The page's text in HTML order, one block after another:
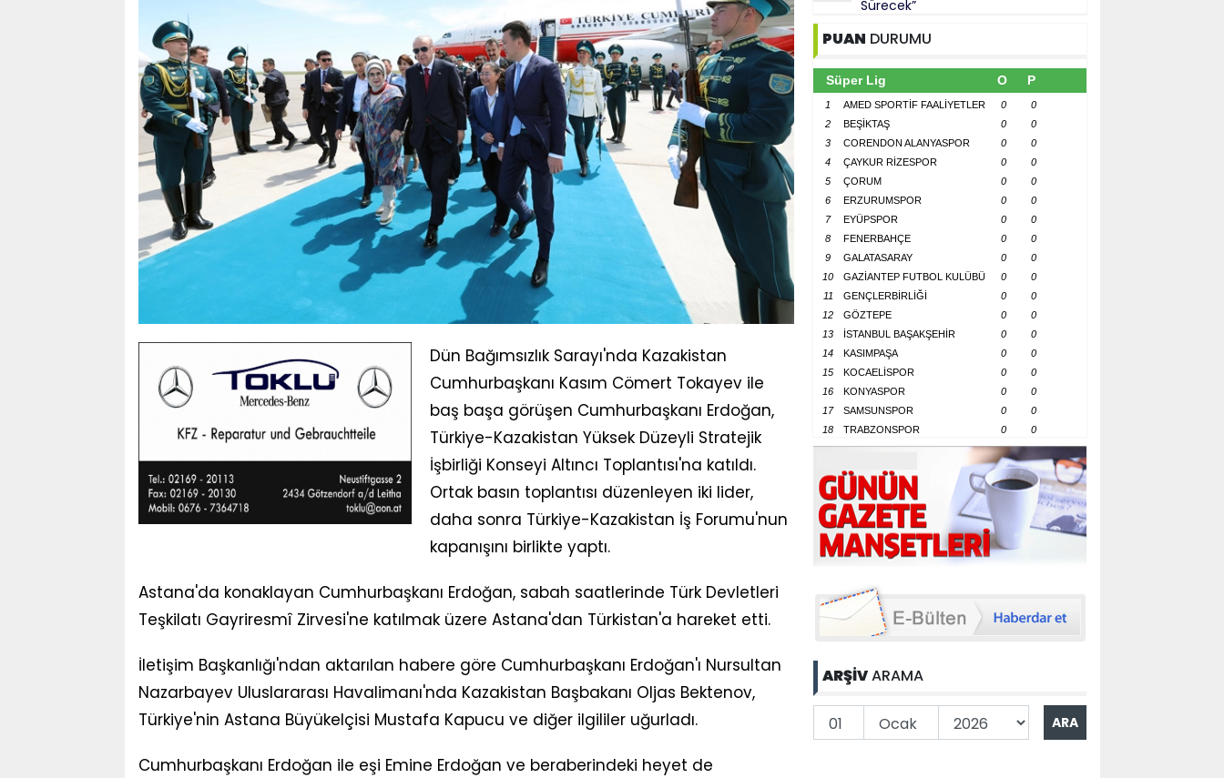
Dün Bağımsızlık Sarayı'nda Kazakistan
Cumhurbaşkanı Kasım Cömert Tokayev ile
baş başa görüşen Cumhurbaşkanı Erdoğan,
Türkiye-Kazakistan Yüksek Düzeyli Stratejik
İşbirliği Konseyi Altıncı Toplantısı'na katıldı.
Ortak basın toplantısı düzenleyen iki lider,
daha sonra Türkiye-Kazakistan İş Forumu'nun
kapanışını birlikte yaptı.
Astana'da konaklayan Cumhurbaşkanı Erdoğan, sabah saatlerinde Türk Devletleri
Teşkilatı Gayriresmî Zirvesi'ne katılmak üzere Astana'dan Türkistan'a hareket etti.
İletişim Başkanlığı'ndan aktarılan habere göre Cumhurbaşkanı Erdoğan'ı Nursultan
Nazarbayev Uluslararası Havalimanı'nda Kazakistan Başbakanı Oljas Bektenov,
Türkiye'nin Astana Büyükelçisi Mustafa Kapucu ve diğer ilgililer uğurladı.
Cumhurbaşkanı Erdoğan ile eşi Emine Erdoğan ve beraberindeki heyet de
Sürecek”
PUAN DURUMU
Süper Lig O P
1 AMED SPORTİF FAALİYETLER 0
0
2
BEŞİKTAŞ 0
0
3
CORENDON ALANYASPOR 0
0
4
ÇAYKUR RİZESPOR 0
0
5
ÇORUM 0
0
6
ERZURUMSPOR 0
0
7
EYÜPSPOR 0
0
8
FENERBAHÇE 0
0
9
GALATASARAY 0
0
10
GAZİANTEP FUTBOL KULÜBÜ 0
0
11
GENÇLERBİRLİĞİ 0
0
12
GÖZTEPE 0
0
13
İSTANBUL BAŞAKŞEHİR 0
0
14
KASIMPAŞA 0
0
15
KOCAELİSPOR 0
0
16
KONYASPOR 0
0
17
SAMSUNSPOR 0
0
18
TRABZONSPOR 0 0
ARŞİVARAMA